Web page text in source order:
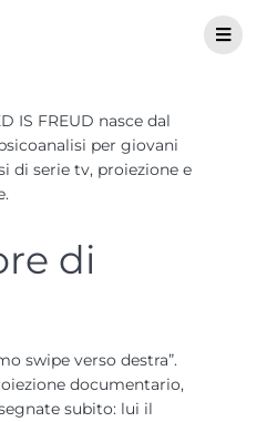
IS FREUD nasce dal
per giovani
di serie tv, proiezione e
di
swipe verso destra”.
documentario,
subito: lui il